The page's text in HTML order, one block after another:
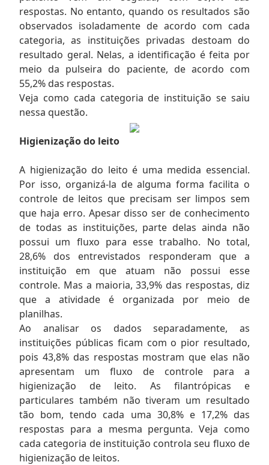
respostas. No entanto, quando os resultados são
observados isoladamente de acordo com cada
categoria, as instituições privadas destoam do
resultado geral. Nelas, a identificação é feita por
meio da pulseira do paciente, de acordo com
55,2% das respostas.
Veja como cada categoria de instituição se saiu
nessa questão.
Higienização do leito
A higienização do leito é uma medida essencial.
Por isso, organizá-la de alguma forma facilita o
controle de leitos que precisam ser limpos sem
que haja erro. Apesar disso ser de conhecimento
de todas as instituições, parte delas ainda não
possui um fluxo para esse trabalho. No total,
28,6% dos entrevistados responderam que a
instituição em que atuam não possui esse
controle. Mas a maioria, 33,9% das respostas, diz
que a atividade é organizada por meio de
planilhas.
Ao analisar os dados separadamente, as
instituições públicas ficam com o pior resultado,
pois 43,8% das respostas mostram que elas não
apresentam um fluxo de controle para a
higienização de leito. As filantrópicas e
particulares também não tiveram um resultado
tão bom, tendo cada uma 30,8% e 17,2% das
respostas para a mesma pergunta. Veja como
cada categoria de instituição controla seu fluxo de
higienização de leitos.